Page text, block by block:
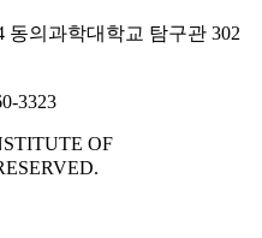
동의과학대학교 탐구관 302
3323
OF